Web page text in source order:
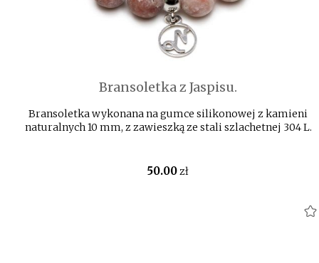
Bransoletka z Jaspisu.
Bransoletka wykonana na gumce silikonowej z kamieni
naturalnych 10 mm, z zawieszką ze stali szlachetnej 304 L.
50.00zł